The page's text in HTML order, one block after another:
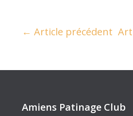
← Article précédent
Amiens Patinage Club